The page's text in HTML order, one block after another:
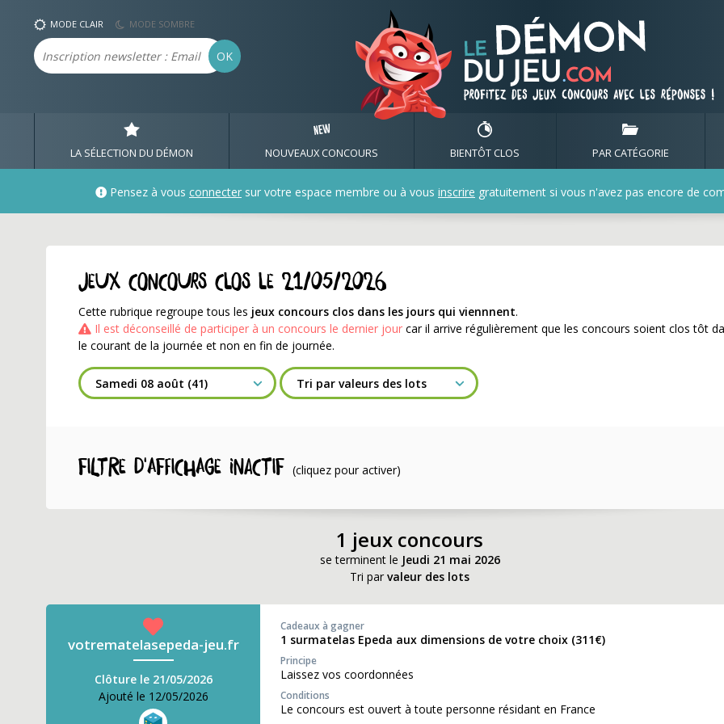
Jeux concours qui se terminent le 21/05/2026
MODE CLAIR MODE SOMBRE
Email OK
LA SÉLECTION DU DÉMON NOUVEAUX CONCOURS BIENTÔT CLOS PAR CATÉGORIE
Pensez à vous connecter sur votre espace membre ou à vous inscrire gratuitement si vous n'avez pas encore de
Jeux concours clos le 21/05/2026
Cette rubrique regroupe tous les jeux concours clos dans les jours qui viennnent.
Il est déconseillé de participer à un concours le dernier jour car il arrive régulièrement que les concours soient clos tôt
le courant de la journée et non en fin de journée.
Filtre d'affichage INACTIF (cliquez pour activer)
1 jeux concours
se terminent le Jeudi 21 mai 2026
Tri par valeur des lots
votrematelasepeda-jeu.fr
Clôture le 21/05/2026
Ajouté le 12/05/2026
Cadeaux à gagner
1 surmatelas Epeda aux dimensions de votre choix (311€)
Principe
Laissez vos coordonnées
Conditions
Le concours est ouvert à toute personne résidant en France